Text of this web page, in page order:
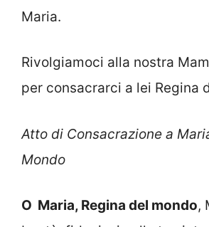
Maria.
Rivolgiamoci alla nostra
per consacrarci a lei Regina
Atto di Consacrazione a
Mondo
O Maria, Regina del mondo,